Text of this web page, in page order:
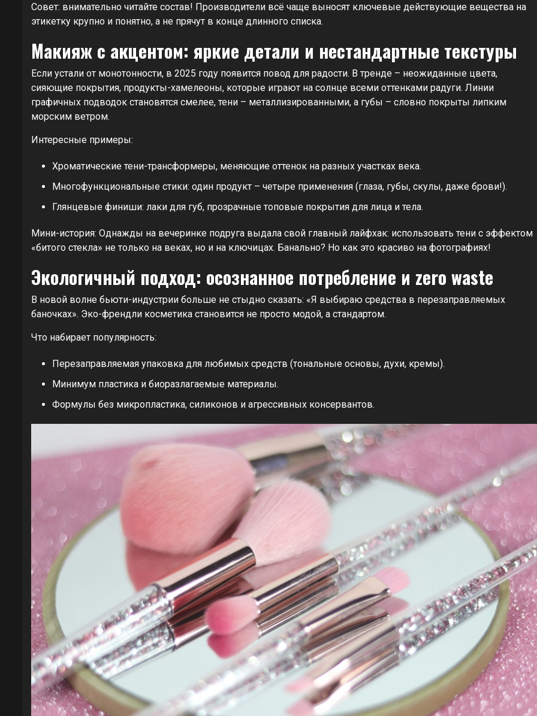
Совет: внимательно читайте состав! Производители всё чаще выносят ключевые действующие вещества на
этикетку крупно и понятно, а не прячут в конце длинного списка.
Макияж с акцентом: яркие детали и нестандартные текстуры
Если устали от монотонности, в 2025 году появится повод для радости. В тренде – неожиданные цвета,
сияющие покрытия, продукты-хамелеоны, которые играют на солнце всеми оттенками радуги. Линии
графичных подводок становятся смелее, тени – металлизированными, а губы – словно покрыты липким
морским ветром.
Интересные примеры:
Хроматические тени-трансформеры, меняющие оттенок на разных участках века.
Многофункциональные стики: один продукт – четыре применения (глаза, губы, скулы, даже брови!).
Глянцевые финиши: лаки для губ, прозрачные топовые покрытия для лица и тела.
Мини-история: Однажды на вечеринке подруга выдала свой главный лайфхак: использовать тени с эффектом
«битого стекла» не только на веках, но и на ключицах. Банально? Но как это красиво на фотографиях!
Экологичный подход: осознанное потребление и zero waste
В новой волне бьюти-индустрии больше не стыдно сказать: «Я выбираю средства в перезаправляемых
баночках». Эко-френдли косметика становится не просто модой, а стандартом.
Что набирает популярность:
Перезаправляемая упаковка для любимых средств (тональные основы, духи, кремы).
Минимум пластика и биоразлагаемые материалы.
Формулы без микропластика, силиконов и агрессивных консервантов.